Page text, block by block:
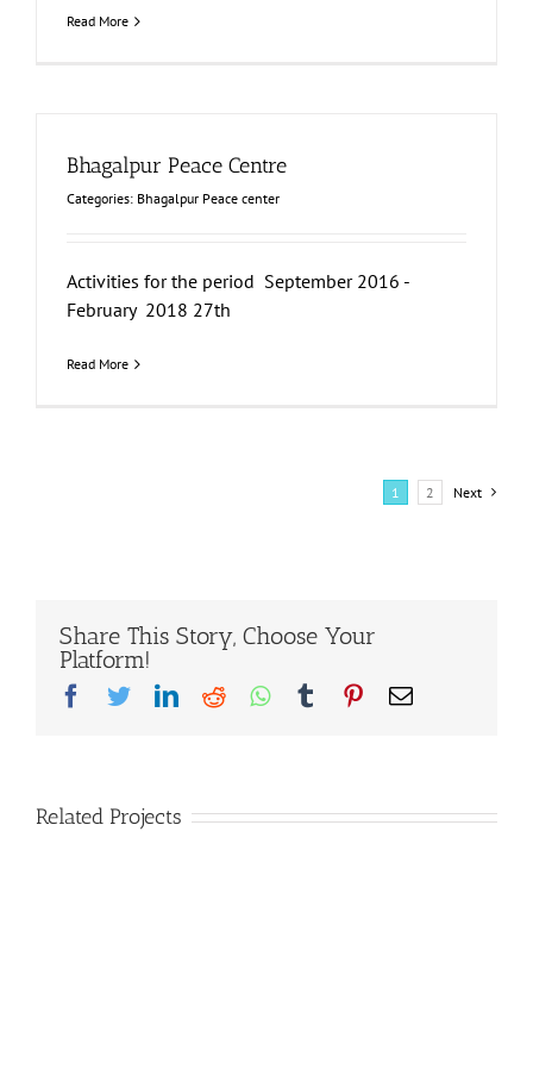
Read More
Bhagalpur Peace Centre
Categories: Bhagalpur Peace center
Activities for the period September 2016 -
February 2018 27th
Read More
1 2 Next
Share This Story, Choose Your
Platform!
Facebook
TwitterLinkedIn
RedditWhatsapp
TumblrPinterest
Email
Related Projects